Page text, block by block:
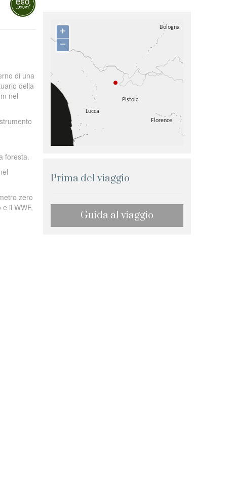
di una
della
nel
foresta.
zero
il WWF,
+
–
Prima del viaggio
Guida al viaggio